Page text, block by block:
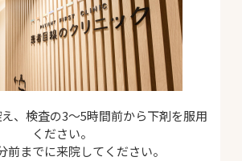
、検査の3～5時間前から下剤を服用
ください。
前までに来院してください。